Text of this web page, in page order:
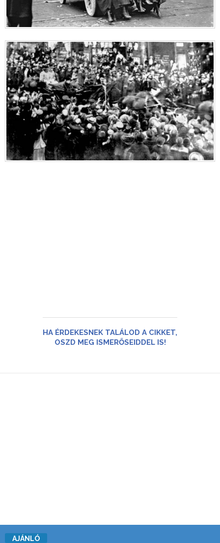
HA ÉRDEKESNEK TALÁLOD A CIKKET,
OSZD MEG ISMERŐSEIDDEL IS!
AJÁNLÓ